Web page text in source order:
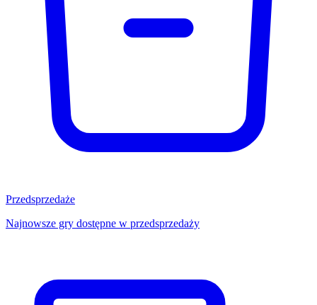
Przedsprzedaże
Najnowsze gry dostępne w przedsprzedaży